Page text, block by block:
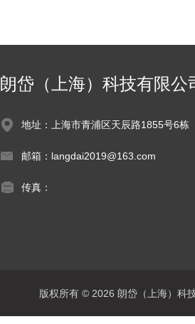
朗岱（上海）科技有限公
地址：上海市青浦区天辰路1855号6栋
邮箱：langdai2019@163.com
传真：
版权所有 © 2026 朗岱（上海）